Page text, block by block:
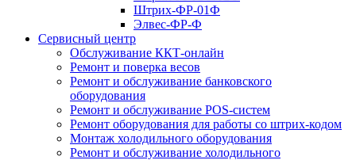
Штрих-ФР-01Ф
Элвес-ФР-Ф
Сервисный центр
Обслуживание ККТ-онлайн
Ремонт и поверка весов
Ремонт и обслуживание банковского
оборудования
Ремонт и обслуживание POS-систем
Ремонт оборудования для работы со штрих-кодом
Монтаж холодильного оборудования
Ремонт и обслуживание холодильного